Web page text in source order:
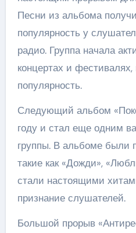
Песни из альбома
популярность у
радио. Группа начала
концертах и
популярность.
Следующий альбом
году и стал еще одним
группы. В альбоме были
такие как «Дожди»,
стали настоящими
признание слушателей.
Большой прорыв